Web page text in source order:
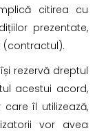
citirea cu
prezentate,
(contractul).
rezervă dreptul
acestui acord,
îl utilizează,
vor avea